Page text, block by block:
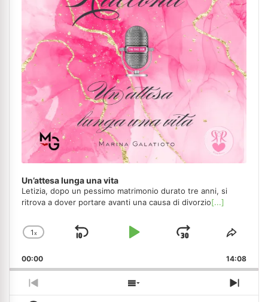
Un’attesa lunga una vita
Letizia, dopo un pessimo matrimonio durato tre anni, si
ritrova a dover portare avanti una causa di divorzio[...]
Change
Rate
1x
Skip
Play
Jump
Forward
Share
00:00 14:08
Previous
Show
Next